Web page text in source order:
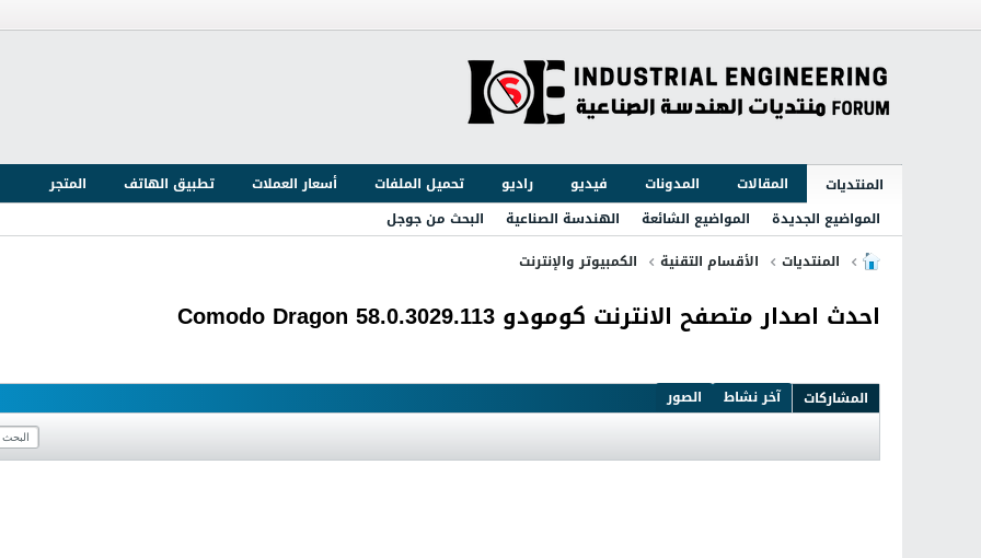
المنتديات المقالات المدونات فيديو راديو تحميل الملفات أسعار العملات تطبيق الهاتف
المتجر
المواضيع الجديدة
المواضيع الشائعة الهندسة الصناعية
البحث من جوجل
المنتديات
الأقسام التقنية الكمبيوتر والإنترنت
احدث اصدار متصفح الانترنت كومودو Comodo Dragon 58.0.3029.113
المشاركات آخر نشاط الصور